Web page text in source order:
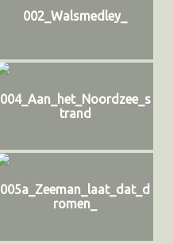
002_Walsmedley_
004_Aan_het_Noordzee_s
trand
005a_Zeeman_laat_dat_d
romen_